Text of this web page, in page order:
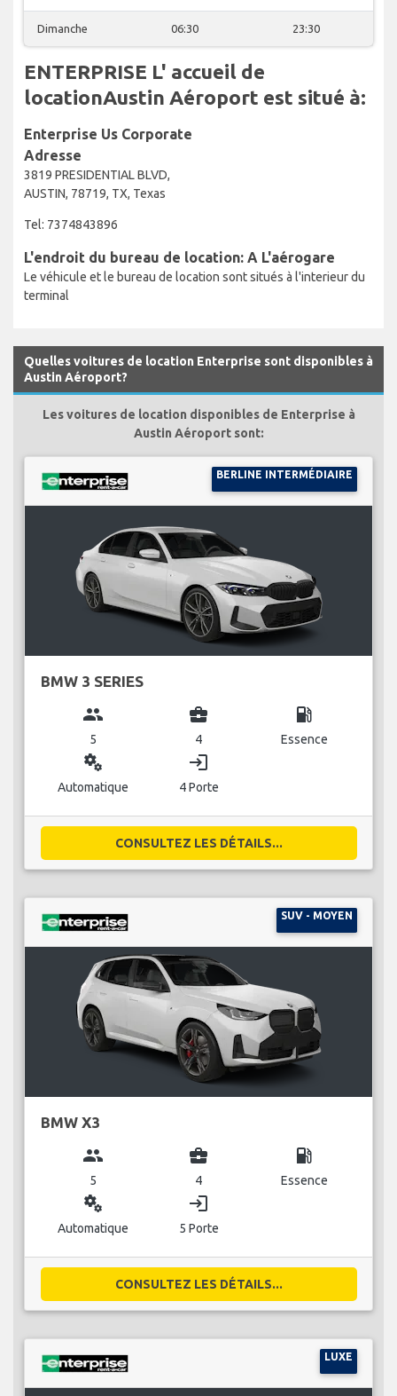
Dimanche 06:30 23:30
ENTERPRISE L' accueil de
locationAustin Aéroport est situé à:
Enterprise Us Corporate
Adresse
3819 PRESIDENTIAL BLVD,
AUSTIN, 78719, TX, Texas
Tel: 7374843896
L'endroit du bureau de location: A L'aérogare
Le véhicule et le bureau de location sont situés à l'interieur du
terminal
Quelles voitures de location Enterprise sont disponibles à
Austin Aéroport?
Les voitures de location disponibles de Enterprise à
Austin Aéroport sont:
BERLINE INTERMÉDIAIRE
BMW 3 SERIES
group
5
business_center
4
local_gas_station
Essence
miscellaneous_services
Automatique
login
4 Porte
CONSULTEZ LES DÉTAILS...
SUV - MOYEN
BMW X3
group
5
business_center
4
local_gas_station
Essence
miscellaneous_services
Automatique
login
5 Porte
CONSULTEZ LES DÉTAILS...
LUXE